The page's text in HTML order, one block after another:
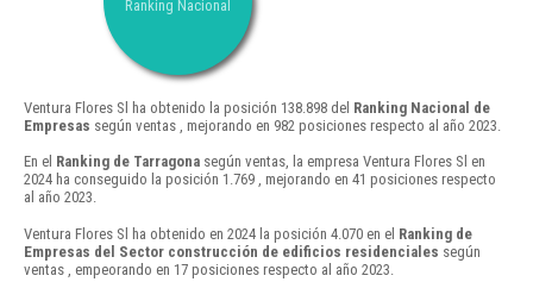
Ranking Nacional
Ventura Flores Sl ha obtenido la posición 138.898 del Ranking Nacional de
Empresas según ventas , mejorando en 982 posiciones respecto al año 2023.
En el Ranking de Tarragona según ventas, la empresa Ventura Flores Sl en
2024 ha conseguido la posición 1.769 , mejorando en 41 posiciones respecto
al año 2023.
Ventura Flores Sl ha obtenido en 2024 la posición 4.070 en el Ranking de
Empresas del Sector construcción de edificios residenciales según
ventas , empeorando en 17 posiciones respecto al año 2023.